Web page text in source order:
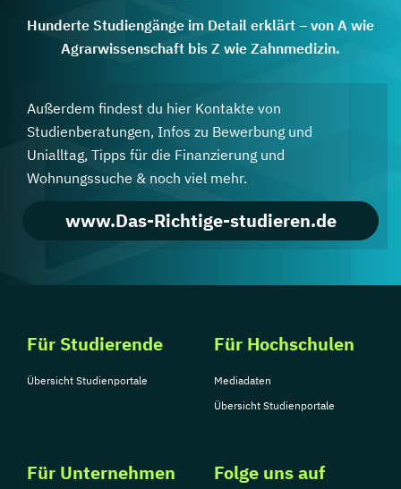
Hunderte Studiengänge im Detail erklärt – von A wie
Agrarwissenschaft bis Z wie Zahnmedizin.
Außerdem findest du hier Kontakte von
Studienberatungen, Infos zu Bewerbung und
Unialltag, Tipps für die Finanzierung und
Wohnungssuche & noch viel mehr.
www.Das-Richtige-studieren.de
Für Studierende
Übersicht Studienportale
Für Hochschulen
Mediadaten
Übersicht Studienportale
Für Unternehmen Folge uns auf